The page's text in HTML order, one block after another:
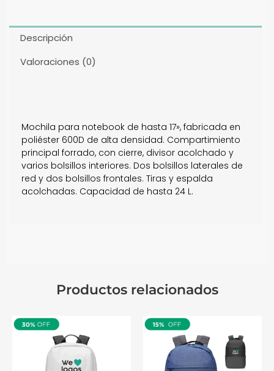
Descripción
Valoraciones (0)
Mochila para notebook de hasta 17», fabricada en
poliéster 600D de alta densidad. Compartimiento
principal forrado, con cierre, divisor acolchado y
varios bolsillos interiores. Dos bolsillos laterales de
red y dos bolsillos frontales. Tiras y espalda
acolchadas. Capacidad de hasta 24 L.
Productos relacionados